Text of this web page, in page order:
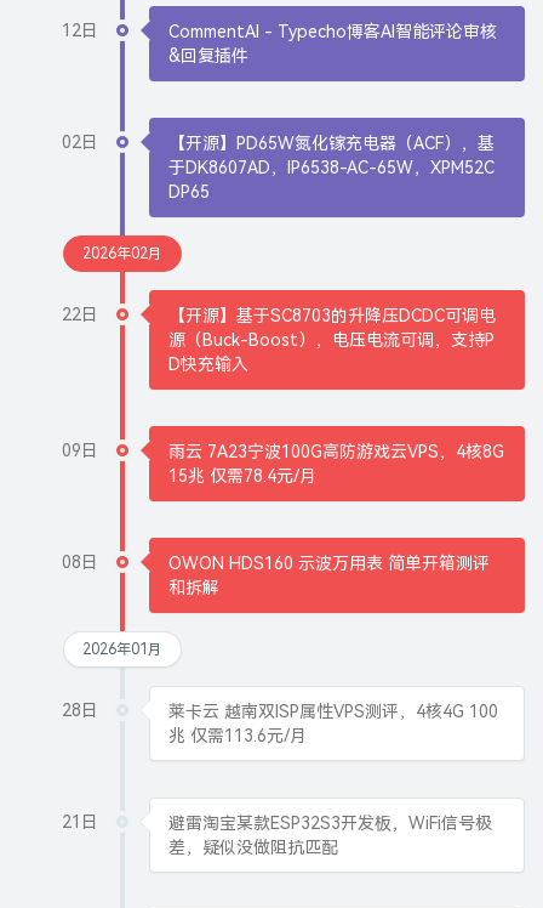
12日
CommentAI - Typecho博客AI智能评论审核
&回复插件
02日
【开源】PD65W氮化镓充电器（ACF），基
于DK8607AD，IP6538-AC-65W，XPM52C
DP65
2026年02月
22日
【开源】基于SC8703的升降压DCDC可调电
源（Buck-Boost），电压电流可调，支持P
D快充输入
09日
雨云 7A23宁波100G高防游戏云VPS，4核8G
15兆 仅需78.4元/月
08日
OWON HDS160 示波万用表 简单开箱测评
和拆解
2026年01月
28日
莱卡云 越南双ISP属性VPS测评，4核4G 100
兆 仅需113.6元/月
21日
避雷淘宝某款ESP32S3开发板，WiFi信号极
差，疑似没做阻抗匹配